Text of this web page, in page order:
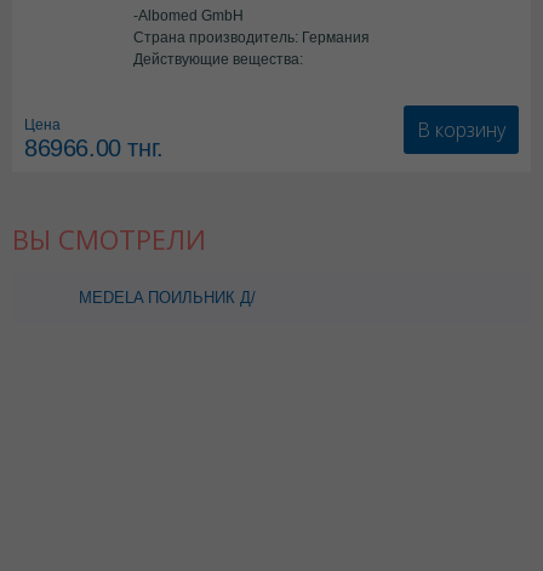
-Albomed GmbH
Страна производитель: Германия
Действующие вещества:
Цена
86966.00тнг.
В корзину
ВЫ СМОТРЕЛИ
MEDELA ПОИЛЬНИК Д/